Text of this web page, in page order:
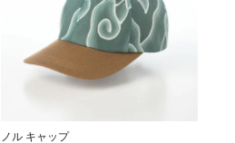
ノル キャップ